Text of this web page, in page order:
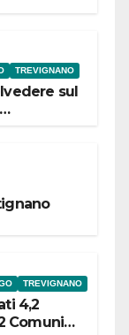
TREVIGNANO
sul
TREVIGNANO
4,2
Comuni